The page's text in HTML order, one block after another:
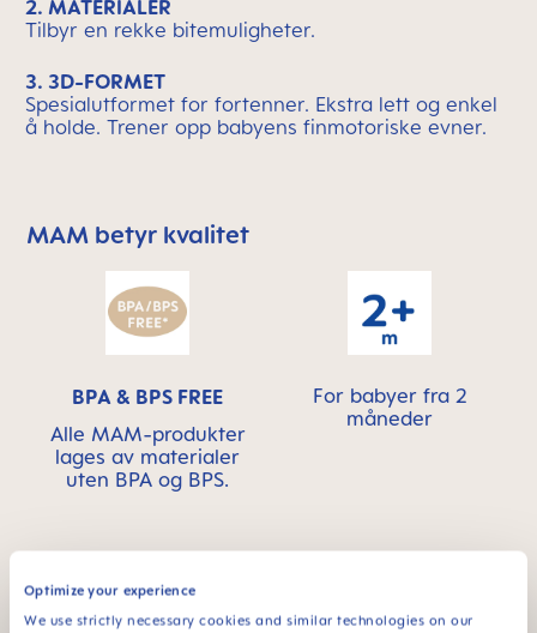
Optimize your experience
We use strictly necessary cookies and similar technologies on our
2. MATERIALER
Tilbyr en rekke bitemuligheter.
3. 3D-FORMET
Spesialutformet for fortenner. Ekstra lett og enkel
å holde. Trener opp babyens finmotoriske evner.
Skip MAM Means Quality Icon Bar
MAM betyr kvalitet
BPA & BPS FREE
Alle MAM-produkter
lages av materialer
uten BPA og BPS.
For babyer fra 2
måneder
FAQ